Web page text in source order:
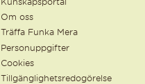
Om oss
Träffa Funka Mera
Personuppgifter
Cookies
Tillgänglighetsredogörelse